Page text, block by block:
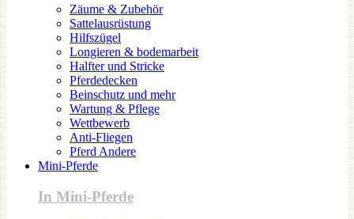
Zäume & Zubehör
Sattelausrüstung
Hilfszügel
Longieren & bodemarbeit
Halfter und Stricke
Pferdedecken
Beinschutz und mehr
Wartung & Pflege
Wettbewerb
Anti-Fliegen
Pferd Andere
Mini-Pferde
In Mini-Pferde